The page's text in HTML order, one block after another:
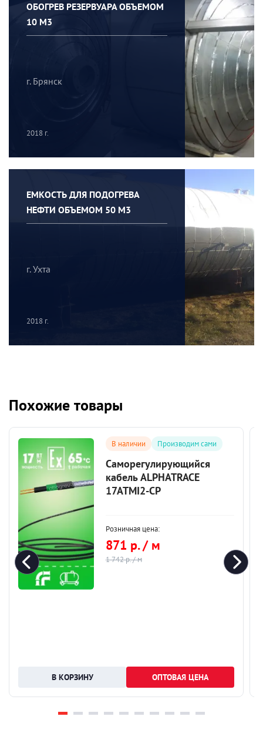
ОБОГРЕВ РЕЗЕРВУАРА ОБЪЕМОМ
10 М3
г. Брянск
2018 г.
ЕМКОСТЬ ДЛЯ ПОДОГРЕВА
НЕФТИ ОБЪЕМОМ 50 М3
г. Ухта
2018 г.
Похожие товары
В наличии Производим сами
Саморегулирующийся
кабель ALPHATRACE
17ATMI2-CP
Розничная цена:
871 р. / м
1 742 р. / м
ОПТОВАЯ ЦЕНА